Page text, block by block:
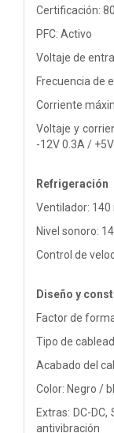
Certificación:
PFC: Activo
Voltaje de
Frecuencia de
Corriente
Voltaje y
-12V 0.3A /
Refrigeración
Ventilador: 140
Nivel sonoro:
Control de
Diseño y
Factor de
Tipo de
Acabado del
Color: Negro /
Extras: DC-
antivibración